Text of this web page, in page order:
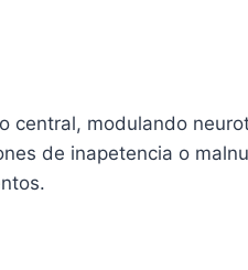
central, modulando
de inapetencia o